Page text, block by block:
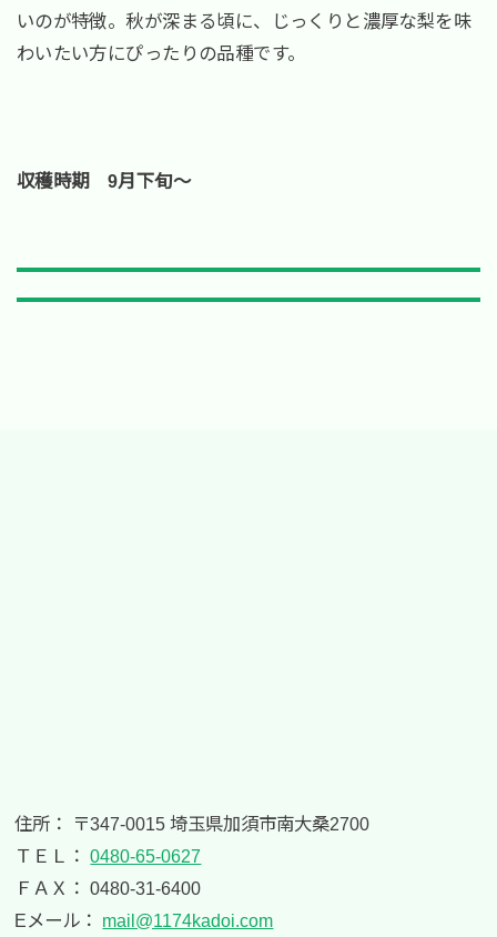
いのが特徴。秋が深まる頃に、じっくりと濃厚な梨を味
わいたい方にぴったりの品種です。
収穫時期 9月下旬～
住所： 〒347-0015 埼玉県加須市南大桑2700
ＴＥＬ：0480-65-0627
ＦＡＸ： 0480-31-6400
Eメール： mail@1174kadoi.com